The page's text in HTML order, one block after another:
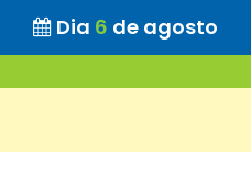
Dia 6 de agosto